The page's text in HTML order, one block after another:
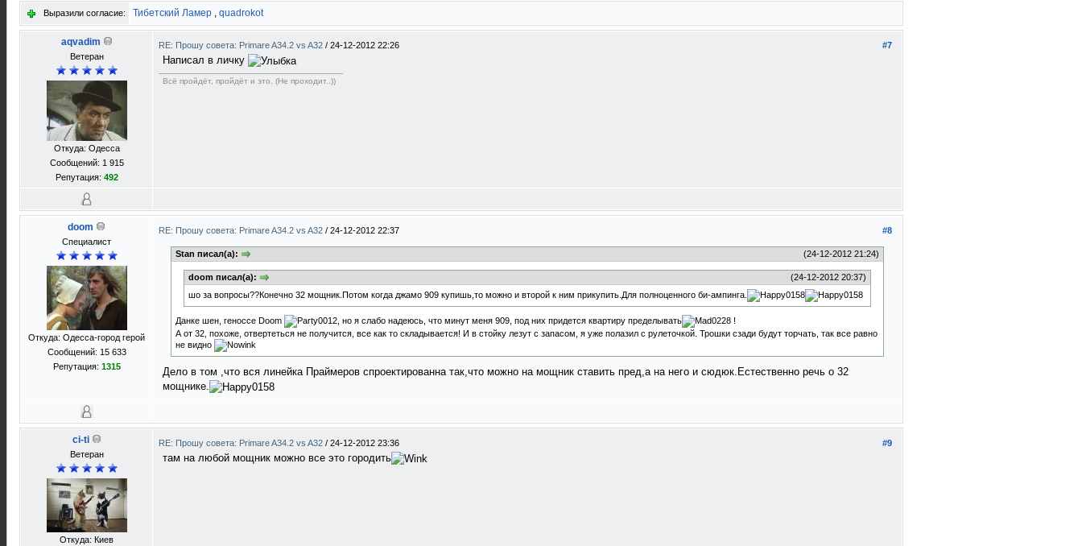
Выразили согласие: Тибетский Ламер , quadrokot
aqvadim
Ветеран
Откуда: Одесса
Сообщений: 1 915
Репутация: 492
#7
RE: Прошу совета: Primare A34.2 vs A32 / 24-12-2012 22:26
Написал в личку
Всё пройдёт, пройдёт и это. (Не проходит..))
doom
Специалист
Откуда: Одесса-город герой
Сообщений: 15 633
Репутация: 1315
#8
RE: Прошу совета: Primare A34.2 vs A32 / 24-12-2012 22:37
(24-12-2012 21:24)
Stan писал(а):
(24-12-2012 20:37)
doom писал(а):
шо за вопросы??Конечно 32 мощник.Потом когда джамо 909 купишь,то можно и второй к ним прикупить.Для полноценного би-ампинга.
Данке шен, геноссе Doom , но я слабо надеюсь, что минут меня 909, под них придется квартиру пределывать
!
А от 32, похоже, отвертеться не получится, все как то складывается! И в стойку лезут с запасом, я уже полазил с рулеточкой. Трошки сзади будут торчать, так все равно
не видно
Дело в том ,что вся линейка Праймеров спроектированна так,что можно на мощник ставить пред,а на него и сюдюк.Естественно речь о 32
мощнике.
ci-ti
Ветеран
Откуда: Киев
#9
RE: Прошу совета: Primare A34.2 vs A32 / 24-12-2012 23:36
там на любой мощник можно все это городить